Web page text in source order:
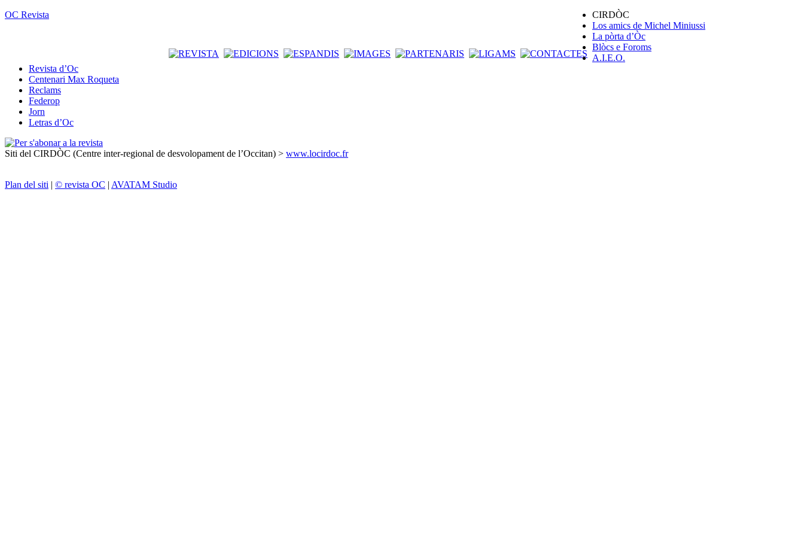
OC Revista
CIRDÒC
Los amics de Michel Miniussi
La pòrta d’Òc
Blòcs e Foroms
A.I.E.O.
Revista d’Oc
Centenari Max Roqueta
Reclams
Federop
Jorn
Letras d’Oc
Siti del CIRDÒC (Centre inter-regional de desvolopament de l’Occitan) > www.locirdoc.fr
Plan del siti | © revista OC | AVATAM Studio